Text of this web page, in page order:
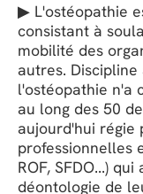
▶ L'ostéopathie
consistant à
mobilité des
autres.
l'ostéopathie n'a
au long des 50
aujourd'hui régie
professionnelles
ROF, SFDO...)
déontologie de